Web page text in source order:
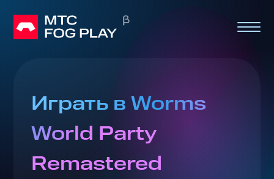
Играть в Worms
World Party
Remastered